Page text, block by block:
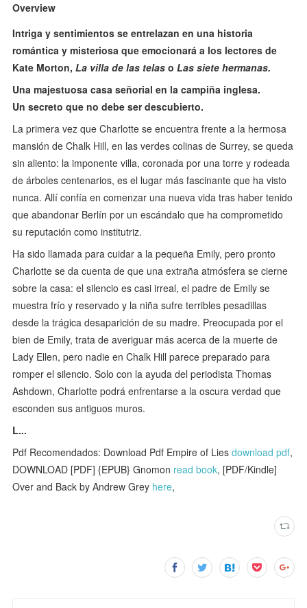
Overview
Intriga y sentimientos se entrelazan en una historia
romántica y misteriosa que emocionará a los lectores de
Kate Morton, La villa de las telas o Las siete hermanas.
Una majestuosa casa señorial en la campiña inglesa.
Un secreto que no debe ser descubierto.
La primera vez que Charlotte se encuentra frente a la hermosa
mansión de Chalk Hill, en las verdes colinas de Surrey, se queda
sin aliento: la imponente villa, coronada por una torre y rodeada
de árboles centenarios, es el lugar más fascinante que ha visto
nunca. Allí confía en comenzar una nueva vida tras haber tenido
que abandonar Berlín por un escándalo que ha comprometido
su reputación como institutriz.
Ha sido llamada para cuidar a la pequeña Emily, pero pronto
Charlotte se da cuenta de que una extraña atmósfera se cierne
sobre la casa: el silencio es casi irreal, el padre de Emily se
muestra frío y reservado y la niña sufre terribles pesadillas
desde la trágica desaparición de su madre. Preocupada por el
bien de Emily, trata de averiguar más acerca de la muerte de
Lady Ellen, pero nadie en Chalk Hill parece preparado para
romper el silencio. Solo con la ayuda del periodista Thomas
Ashdown, Charlotte podrá enfrentarse a la oscura verdad que
esconden sus antiguos muros.
L...
Pdf Recomendados: Download Pdf Empire of Liesdownload pdf,
DOWNLOAD [PDF] {EPUB} Gnomon read book, [PDF/Kindle]
Over and Back by Andrew Grey here,